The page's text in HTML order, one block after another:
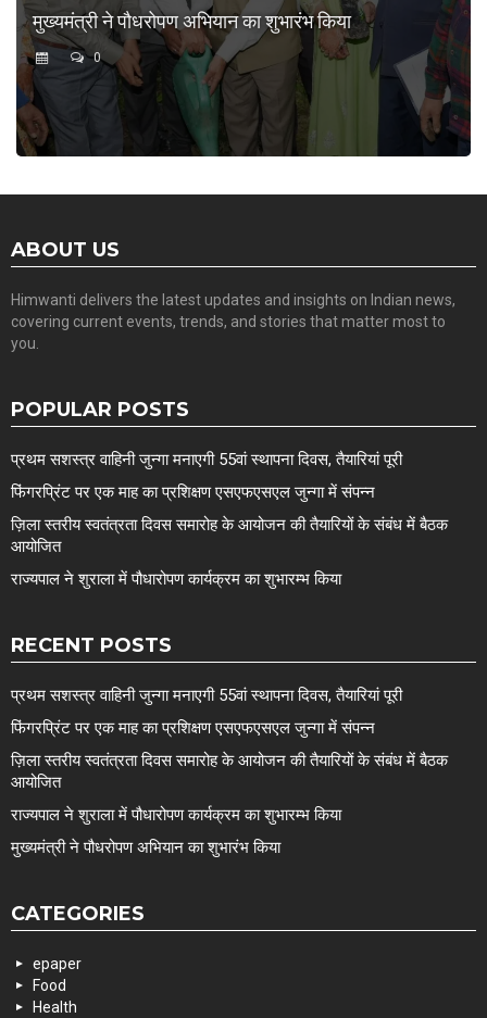
मुख्यमंत्री ने पौधरोपण अभियान का शुभारंभ किया
0
ABOUT US
Himwanti delivers the latest updates and insights on Indian news,
covering current events, trends, and stories that matter most to
you.
POPULAR POSTS
प्रथम सशस्त्र वाहिनी जुन्गा मनाएगी 55वां स्थापना दिवस, तैयारियां पूरी
फिंगरप्रिंट पर एक माह का प्रशिक्षण एसएफएसएल जुन्गा में संपन्न
ज़िला स्तरीय स्वतंत्रता दिवस समारोह के आयोजन की तैयारियों के संबंध में बैठक
आयोजित
राज्यपाल ने शुराला में पौधारोपण कार्यक्रम का शुभारम्भ किया
RECENT POSTS
प्रथम सशस्त्र वाहिनी जुन्गा मनाएगी 55वां स्थापना दिवस, तैयारियां पूरी
फिंगरप्रिंट पर एक माह का प्रशिक्षण एसएफएसएल जुन्गा में संपन्न
ज़िला स्तरीय स्वतंत्रता दिवस समारोह के आयोजन की तैयारियों के संबंध में बैठक
आयोजित
राज्यपाल ने शुराला में पौधारोपण कार्यक्रम का शुभारम्भ किया
मुख्यमंत्री ने पौधरोपण अभियान का शुभारंभ किया
CATEGORIES
epaper
Food
Health